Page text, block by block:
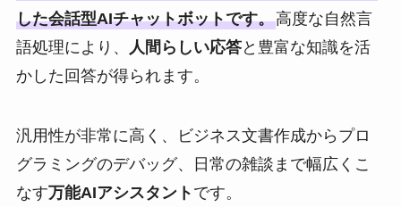
した会話型AIチャットボットです。高度な自然言
語処理により、
人間らしい応答と豊富な知識を活
かした回答が得られます。
汎用性が非常に高く、ビジネス文書作成からプロ
グラミングのデバッグ、日常の雑談まで幅広くこ
なす万能AIアシスタント です。